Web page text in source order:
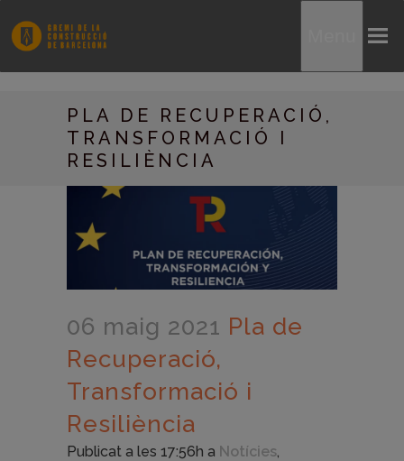
PLA DE RECUPERACIÓ,
TRANSFORMACIÓ I
RESILIÈNCIA
06 maig 2021 Pla de
Recuperació,
Transformació i
Resiliència
Publicat a les 17:56h a Notícies,